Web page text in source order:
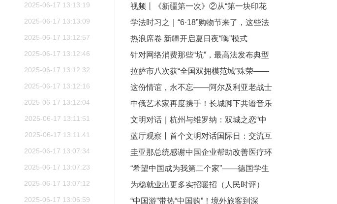
2025-06-17 13:13:19
2025-06-17 13:13:09
2025-06-17 13:12:57
2025-06-17 13:12:46
2025-06-17 13:12:32
2025-06-17 13:12:16
2025-06-17 13:12:04
2025-06-17 13:11:51
2025-06-17 13:11:41
2025-06-17 13:07:34
2025-06-17 13:07:23
2025-06-17 13:07:12
2025-06-17 13:06:59
断提升
视频丨《新疆第一次》②从“第一块印花
布”到“第一缕毛条”
学法时习之｜“6·18”购物节来了，这些法
律问题要知道
热浪席卷 新疆开启夏日夜“嗨”模式
针对网络消费那些“坑”，最高法发布典型
案例维护消费者权益
拉萨市八次获“全国双拥模范城”殊荣——
同心筑长城 共谱和谐曲
这份情谊，永不忘——阿尔及利亚老战士
追忆中国岁月
中俄艺术家再度携手！长城脚下共谱音乐
华章
文明对话｜杭州与维罗纳：双城之恋“中
意你”
蓝厅观察丨首个文明对话国际日：交流互
鉴 美美与共
圭亚那总统感谢中国企业帮助改善医疗环
境
“希望中国成为我第二个家”——德国学生
期待成为中德交流的桥梁
为稳就业出更多实招暖招（人民时评）
“中国游”带热“中国购”！境外旅客到深